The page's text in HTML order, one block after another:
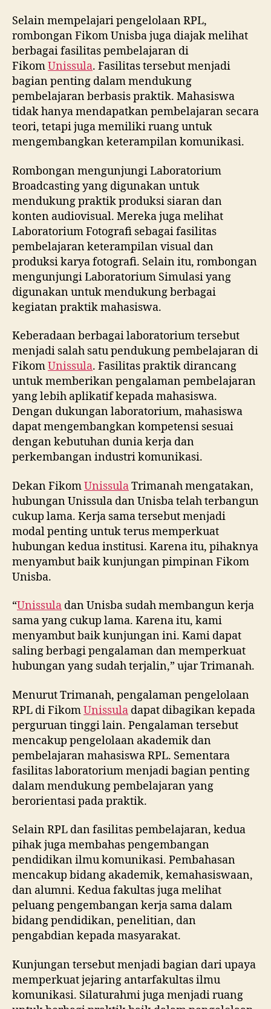
Selain mempelajari pengelolaan RPL,
rombongan Fikom Unisba juga diajak melihat
berbagai fasilitas pembelajaran di
FikomUnissula. Fasilitas tersebut menjadi
bagian penting dalam mendukung
pembelajaran berbasis praktik. Mahasiswa
tidak hanya mendapatkan pembelajaran secara
teori, tetapi juga memiliki ruang untuk
mengembangkan keterampilan komunikasi.
Rombongan mengunjungi Laboratorium
Broadcasting yang digunakan untuk
mendukung praktik produksi siaran dan
konten audiovisual. Mereka juga melihat
Laboratorium Fotografi sebagai fasilitas
pembelajaran keterampilan visual dan
produksi karya fotografi. Selain itu, rombongan
mengunjungi Laboratorium Simulasi yang
digunakan untuk mendukung berbagai
kegiatan praktik mahasiswa.
Keberadaan berbagai laboratorium tersebut
menjadi salah satu pendukung pembelajaran di
FikomUnissula. Fasilitas praktik dirancang
untuk memberikan pengalaman pembelajaran
yang lebih aplikatif kepada mahasiswa.
Dengan dukungan laboratorium, mahasiswa
dapat mengembangkan kompetensi sesuai
dengan kebutuhan dunia kerja dan
perkembangan industri komunikasi.
Dekan FikomUnissulaTrimanah mengatakan,
hubungan Unissula dan Unisba telah terbangun
cukup lama. Kerja sama tersebut menjadi
modal penting untuk terus memperkuat
hubungan kedua institusi. Karena itu, pihaknya
menyambut baik kunjungan pimpinan Fikom
Unisba.
“Unissula dan Unisba sudah membangun kerja
sama yang cukup lama. Karena itu, kami
menyambut baik kunjungan ini. Kami dapat
saling berbagi pengalaman dan memperkuat
hubungan yang sudah terjalin,” ujar Trimanah.
Menurut Trimanah, pengalaman pengelolaan
RPL di FikomUnissula dapat dibagikan kepada
perguruan tinggi lain. Pengalaman tersebut
mencakup pengelolaan akademik dan
pembelajaran mahasiswa RPL. Sementara
fasilitas laboratorium menjadi bagian penting
dalam mendukung pembelajaran yang
berorientasi pada praktik.
Selain RPL dan fasilitas pembelajaran, kedua
pihak juga membahas pengembangan
pendidikan ilmu komunikasi. Pembahasan
mencakup bidang akademik, kemahasiswaan,
dan alumni. Kedua fakultas juga melihat
peluang pengembangan kerja sama dalam
bidang pendidikan, penelitian, dan
pengabdian kepada masyarakat.
Kunjungan tersebut menjadi bagian dari upaya
memperkuat jejaring antarfakultas ilmu
komunikasi. Silaturahmi juga menjadi ruang